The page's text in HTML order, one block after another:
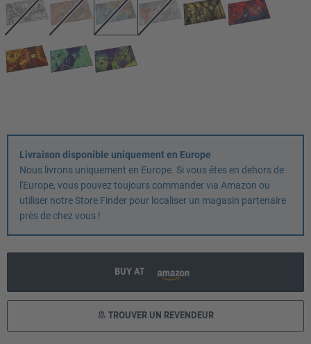
Livraison disponible uniquement en Europe
Nous livrons uniquement en Europe. Si vous êtes en dehors de
l'Europe, vous pouvez toujours commander via Amazon ou
utiliser notre Store Finder pour localiser un magasin partenaire
près de chez vous !
BUY AT
TROUVER UN REVENDEUR